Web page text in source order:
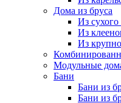
Дома из бруса
Из сухого
Из
Из
Модульные
Бани
Бани из
Бани из